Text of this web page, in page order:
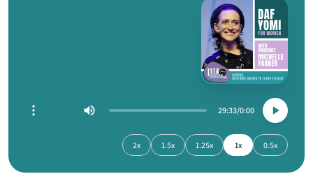
0:00
29:33
0.5x
1x
1.25x
1.5x
2x